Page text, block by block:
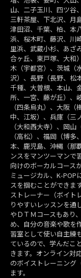
山、二子玉川、四ツ谷
三軒茶屋、下北沢、月
津田沼、千葉、柏、本
浜、桜木町、藤沢、川
里浜、武蔵小杉、あざ
合ヶ丘、東戸塚、大和
木（宇都宮）、茨城（
沢）、長野（長野、松
千種、大曽根、本山、
所、一宮、藤が丘）、
（四条烏丸）、大阪
中、江坂）、兵庫（三
（大和西大寺）、岡
（高松）、福岡（博
本、鹿児島、沖縄（那
ンスをマンツーマンで
向けのボーカルコース
ミュージカル、K-POP
スを掴むことができま
ストレーナー（ボイト
りやすいレッスンを通
やＤＴＭコースもあり
め、自分の音楽や歌を
習室として使い自主練
ているので、学んだこ
きます。オンライン対
のボイストレーニング
ます。